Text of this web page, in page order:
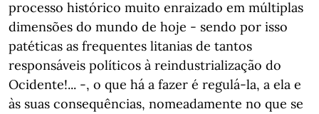
processo histórico muito enraizado em múltiplas
dimensões do mundo de hoje - sendo por isso
patéticas as frequentes litanias de tantos
responsáveis políticos à reindustrialização do
Ocidente!... -, o que há a fazer é regulá-la, a ela e
às suas consequências, nomeadamente no que se